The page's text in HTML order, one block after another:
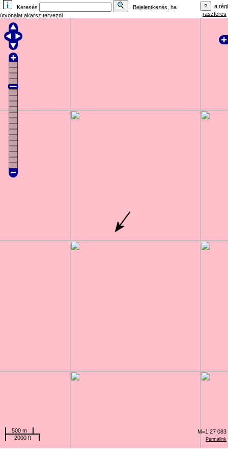
Keresés Bejelentkezés , ha
útvonalat akarsz tervezni
a régi
raszteres
Permalink
500 m
2000 ft
M=1:27 083